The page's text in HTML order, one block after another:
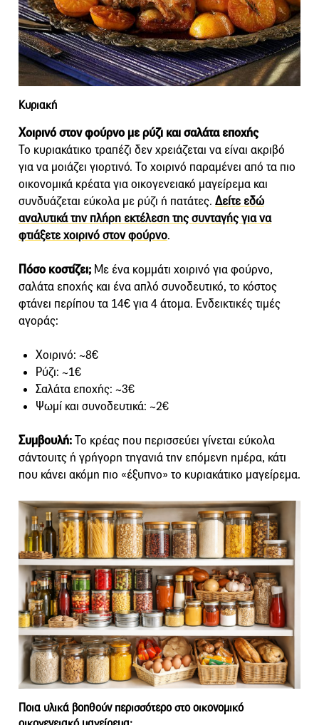
Κυριακή
Χοιρινό στον φούρνο με ρύζι και σαλάτα εποχής
Το κυριακάτικο τραπέζι δεν χρειάζεται να είναι ακριβό
για να μοιάζει γιορτινό. Το χοιρινό παραμένει από τα πιο
οικονομικά κρέατα για οικογενειακό μαγείρεμα και
συνδυάζεται εύκολα με ρύζι ή πατάτες. Δείτε εδώ
αναλυτικά την πλήρη εκτέλεση της συνταγής για να
φτιάξετε χοιρινό στον φούρνο.
Πόσο κοστίζει; Με ένα κομμάτι χοιρινό για φούρνο,
σαλάτα εποχής και ένα απλό συνοδευτικό, το κόστος
φτάνει περίπου τα 14€ για 4 άτομα. Ενδεικτικές τιμές
αγοράς:
Χοιρινό: ~8€
Ρύζι: ~1€
Σαλάτα εποχής: ~3€
Ψωμί και συνοδευτικά: ~2€
Συμβουλή:Το κρέας που περισσεύει γίνεται εύκολα
σάντουιτς ή γρήγορη τηγανιά την επόμενη ημέρα, κάτι
που κάνει ακόμη πιο «έξυπνο» το κυριακάτικο μαγείρεμα.
Ποια υλικά βοηθούν περισσότερο στο οικονομικό